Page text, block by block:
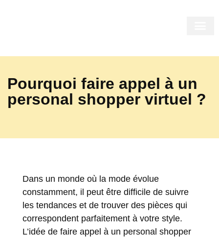
Pourquoi faire appel à un
personal shopper virtuel ?
Dans un monde où la mode évolue
constamment, il peut être difficile de suivre
les tendances et de trouver des pièces qui
correspondent parfaitement à votre style.
L’idée de faire appel à un personal shopper